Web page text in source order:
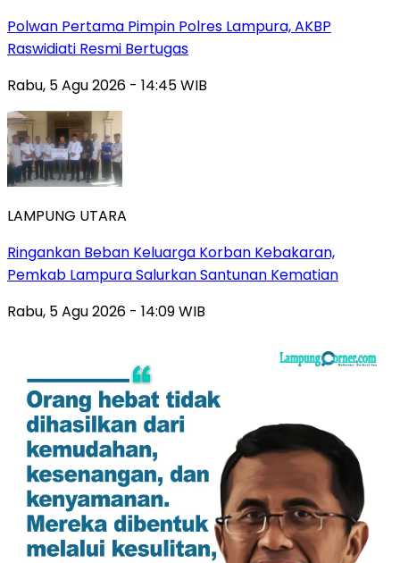
Polwan Pertama Pimpin Polres Lampura, AKBP
Raswidiati Resmi Bertugas
Rabu, 5 Agu 2026 - 14:45 WIB
LAMPUNG UTARA
Ringankan Beban Keluarga Korban Kebakaran,
Pemkab Lampura Salurkan Santunan Kematian
Rabu, 5 Agu 2026 - 14:09 WIB